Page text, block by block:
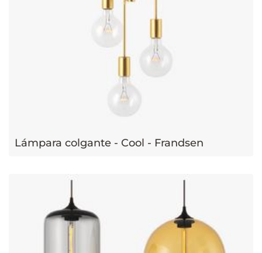
Lámpara colgante - Cool - Frandsen